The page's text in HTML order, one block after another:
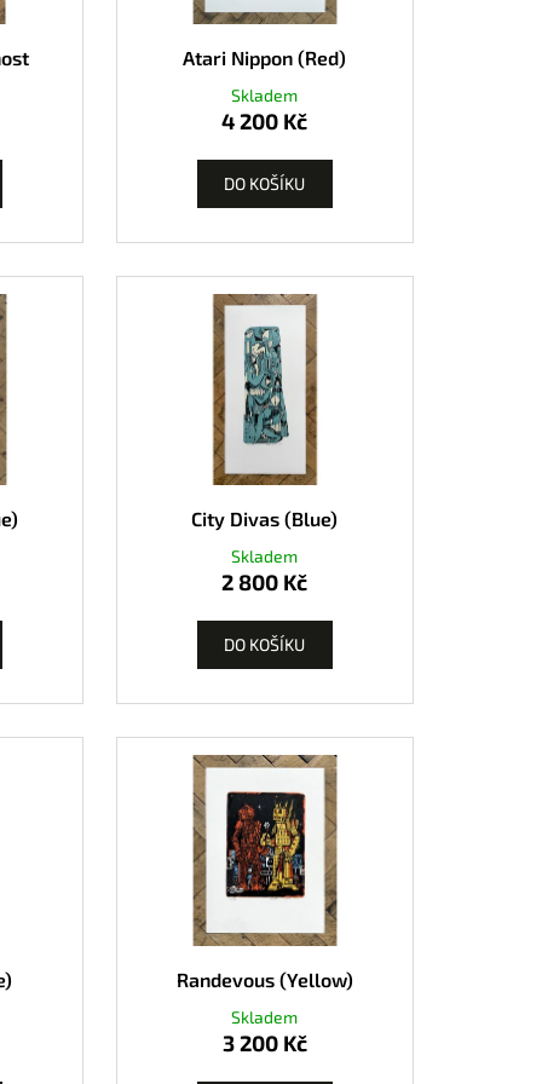
Atari Nippon (Red)
Skladem
4 200 Kč
DO KOŠÍKU
City Divas (Blue)
Skladem
2 800 Kč
DO KOŠÍKU
Randevous (Yellow)
Skladem
3 200 Kč